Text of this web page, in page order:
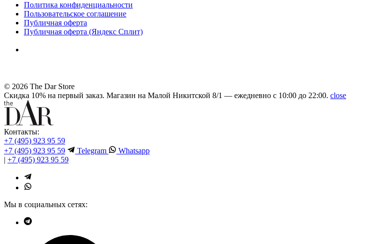
Политика конфиденциальности
Пользовательское соглашение
Публичная оферта
Публичная оферта (Яндекс Сплит)
© 2026 The Dar Store
Скидка 10% на первый заказ. Магазин на Малой Никитской 8/1 — ежедневно с 10:00 до 22:00. close
Контакты:
+7 (495) 923 95 59
+7 (495) 923 95 59
Telegram
Whatsapp
| +7 (495) 923 95 59
Мы в социальных сетях: